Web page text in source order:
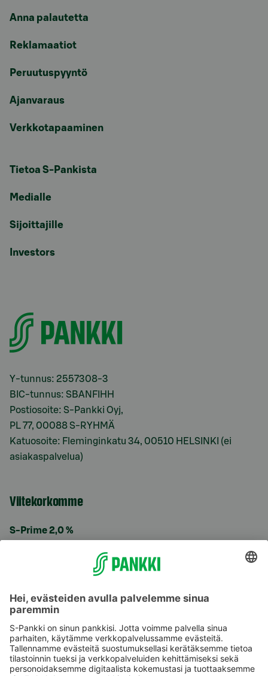
Anna palautetta
Reklamaatiot
Peruutuspyyntö
Ajanvaraus
Verkkotapaaminen
Tietoa S-Pankista
Medialle
Sijoittajille
Investors
Y-tunnus: 2557308-3
BIC-tunnus: SBANFIHH
Postiosoite: S-Pankki Oyj,
PL 77, 00088 S-RYHMÄ
Katuosoite: Fleminginkatu 34, 00510 HELSINKI (ei
asiakaspalvelua)
Viitekorkomme
S-Prime 2,0 %
Käyttöehdot